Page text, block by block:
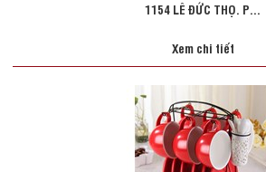
1154 LÊ ĐỨC THỌ. P...
Xem chi tiết